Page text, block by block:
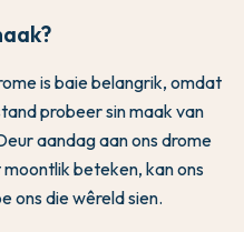
is baie belangrik, omdat
probeer sin maak van
aandag aan ons drome
beteken, kan ons
ons die wêreld sien.